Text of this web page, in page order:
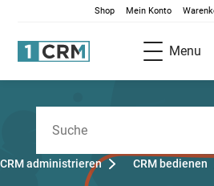
Shop Mein Konto
Menu
CRM administrieren CRM bedienen